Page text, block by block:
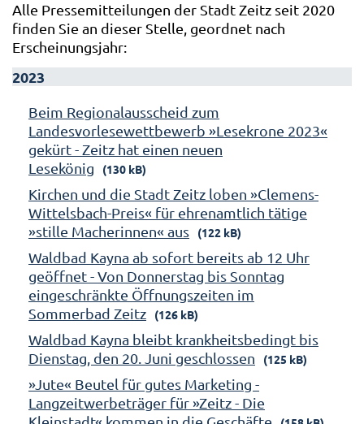
Alle Pressemitteilungen der Stadt Zeitz seit 2020
finden Sie an dieser Stelle, geordnet nach
Erscheinungsjahr:
2023
Beim Regionalausscheid zum
Landesvorlesewettbewerb »Lesekrone 2023«
gekürt - Zeitz hat einen neuen
Lesekönig
(130 kB)
Kirchen und die Stadt Zeitz loben »Clemens-
Wittelsbach-Preis« für ehrenamtlich tätige
»stille Macherinnen« aus
(122 kB)
Waldbad Kayna ab sofort bereits ab 12 Uhr
geöffnet - Von Donnerstag bis Sonntag
eingeschränkte Öffnungszeiten im
Sommerbad Zeitz
(126 kB)
Waldbad Kayna bleibt krankheitsbedingt bis
Dienstag, den 20. Juni geschlossen
(125 kB)
»Jute« Beutel für gutes Marketing -
Langzeitwerbeträger für »Zeitz - Die